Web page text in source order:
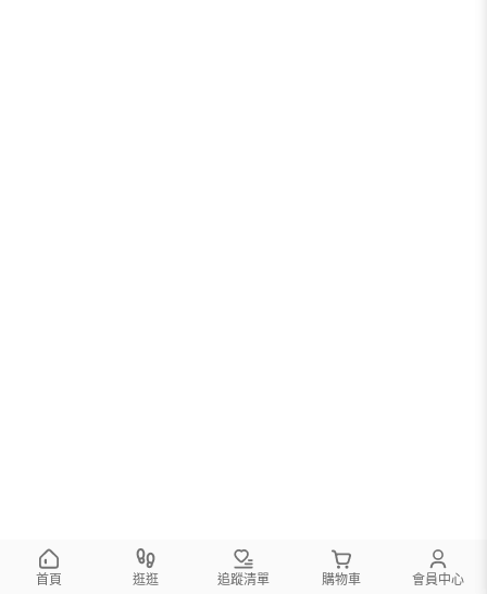
首頁 逛逛 追蹤清單 購物車 會員中心